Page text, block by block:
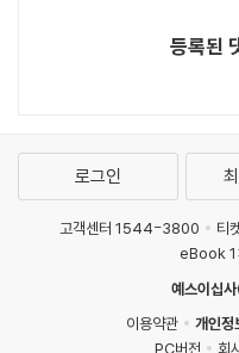
등록된
로그인
고객센터 1544-3800 티
eBook
예스이십
이용약관
개인정
PC버전
회